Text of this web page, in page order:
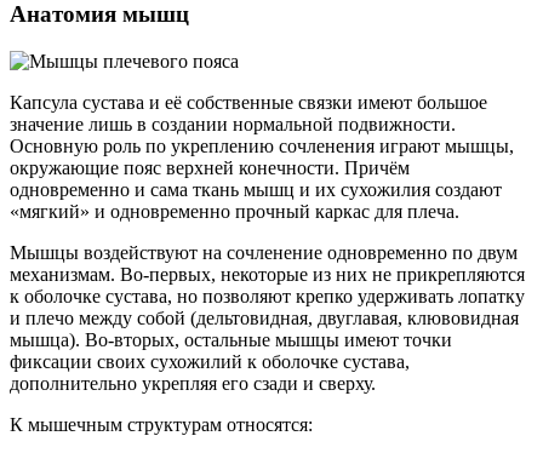
Анатомия мышц
Капсула сустава и её собственные связки имеют большое
значение лишь в создании нормальной подвижности.
Основную роль по укреплению сочленения играют мышцы,
окружающие пояс верхней конечности. Причём
одновременно и сама ткань мышц и их сухожилия создают
«мягкий» и одновременно прочный каркас для плеча.
Мышцы воздействуют на сочленение одновременно по двум
механизмам. Во-первых, некоторые из них не прикрепляются
к оболочке сустава, но позволяют крепко удерживать лопатку
и плечо между собой (дельтовидная, двуглавая, клювовидная
мышца). Во-вторых, остальные мышцы имеют точки
фиксации своих сухожилий к оболочке сустава,
дополнительно укрепляя его сзади и сверху.
К мышечным структурам относятся: